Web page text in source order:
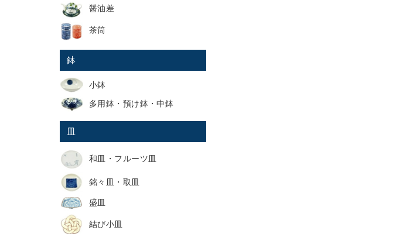
醤油差
茶筒
鉢
小鉢
多用鉢・預け鉢・中鉢
皿
和皿・フルーツ皿
銘々皿・取皿
盛皿
結び小皿